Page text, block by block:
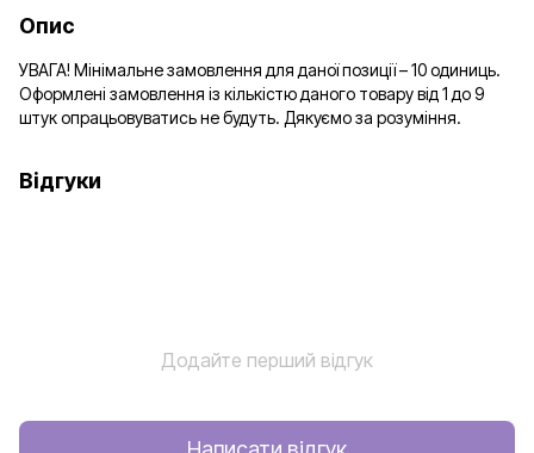
Опис
УВАГА! Мінімальне замовлення для даної позиції – 10 одиниць.
Оформлені замовлення із кількістю даного товару від 1 до 9
штук опрацьовуватись не будуть. Дякуємо за розуміння.
Відгуки
Додайте перший відгук